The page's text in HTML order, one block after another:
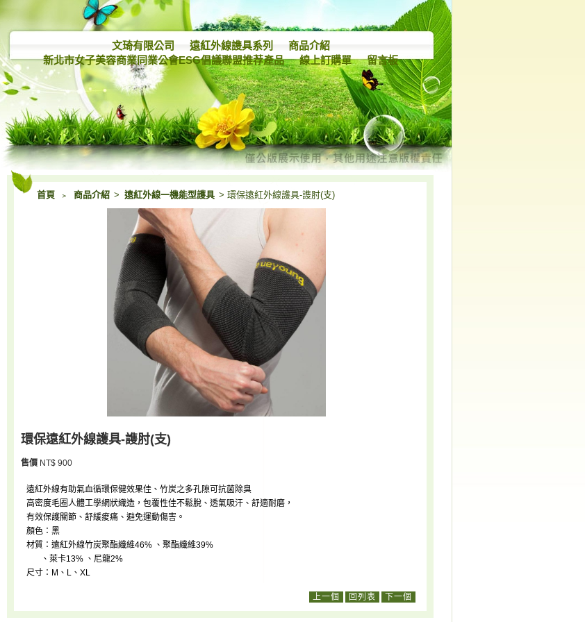
文琦有限公司 遠紅外線謢具系列
商品介紹
新北市女子美容商業同業公會ESG倡議聯盟推荐產品
線上訂購單 留言板
首頁 ﹥ 商品介紹 > 遠紅外線一機能型護具 > 環保遠紅外線護具-謢肘(支)
環保遠紅外線護具-謢肘(支)
售價 NT$ 900
遠紅外線有助氣血循環保健效果佳、竹炭之多孔隙可抗菌除臭
高密度毛圈人體工學網狀織造，包覆性佳不鬆脫、透氣吸汗、舒適耐磨，
有效保護關節、舒緩痠痛、避免運動傷害。
顏色：黑
材質：遠紅外線竹炭聚酯纖維46% 、聚酯纖維39%
、萊卡13% 、尼龍2%
尺寸：M、L、XL
上一個 回列表 下一個